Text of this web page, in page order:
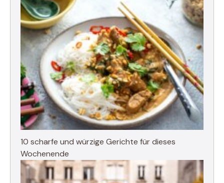
10 scharfe und würzige Gerichte für dieses
Wochenende